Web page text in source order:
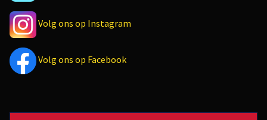
Volg ons op Instagram
Volg ons op Facebook